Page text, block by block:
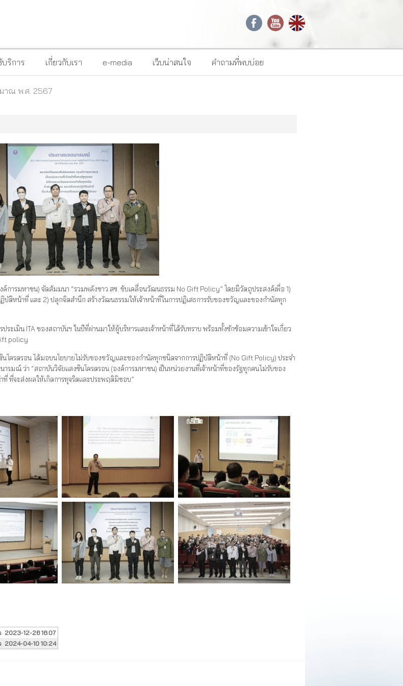
บริการ เกี่ยวกับเรา e-media เว็บน่าสนใจ คำถามที่พบบ่อย
าณ พ.ศ. 2567
รมหาชน) จัดสัมมนา “รวมพลังชาว สซ. ขับเคลื่อนวัฒนธรรม No Gift Policy” โดยมีวัตถุประสงค์เพื่อ 1)
ติหน้าที่ และ 2) ปลุกจิตสำนึก สร้างวัฒนธรรมให้เจ้าหน้าที่ในการปฏิเสธการรับของขวัญและของกำนัลทุก
เมิน ITA ของสถาบันฯ ในปีที่ผ่านมาให้ผู้บริหารและเจ้าหน้าที่ได้รับทราบ พร้อมทั้งซักซ้อมความเข้าใจเกี่ยว
policy
โครตรอน ได้มอบนโยบายไม่รับของขวัญและของกำนัลทุกชนิดจากการปฏิบัติหน้าที่ (No Gift Policy) ประจำ
รมณ์ ว่า “สถาบันวิจัยแสงซินโครตรอน (องค์การมหาชน) เป็นหน่วยงานที่เจ้าหน้าที่ของรัฐทุกคนไม่รับของ
ที่จะส่งผลให้เกิดการทุจริตและประพฤติมิชอบ”
2023-12-26 16:07
2024-04-10 10:24